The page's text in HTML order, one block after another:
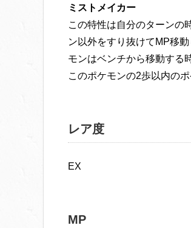
ミストメイカー
この特性は自分のターンの
ン以外をすり抜けてMP移
モンはベンチから移動する
このポケモンの2歩以内の
レア度
EX
MP